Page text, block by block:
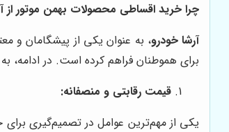
چرا خرید اقساطی محصولات بهمن موتور از
آرشا خودرو، به عنوان یکی از پیشگامان و
برای هموطنان فراهم کرده است. در ادامه،
قیمت رقابتی و منصفانه:
یکی از مهم‌ترین عوامل در تصمیم‌گیری